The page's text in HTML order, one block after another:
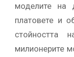
моделите на
платовете и
милионерите